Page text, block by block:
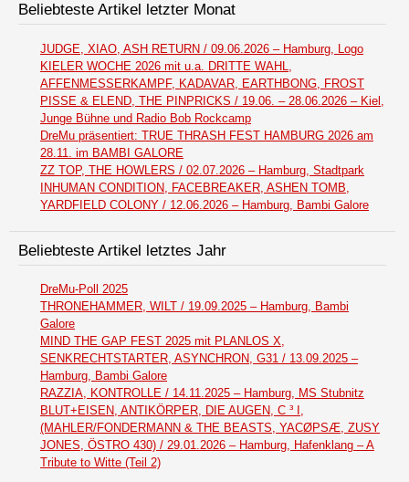
Beliebteste Artikel letzter Monat
JUDGE, XIAO, ASH RETURN / 09.06.2026 – Hamburg, Logo
KIELER WOCHE 2026 mit u.a. DRITTE WAHL,
AFFENMESSERKAMPF, KADAVAR, EARTHBONG, FROST
PISSE & ELEND, THE PINPRICKS / 19.06. – 28.06.2026 – Kiel,
Junge Bühne und Radio Bob Rockcamp
DreMu präsentiert: TRUE THRASH FEST HAMBURG 2026 am
28.11. im BAMBI GALORE
ZZ TOP, THE HOWLERS / 02.07.2026 – Hamburg, Stadtpark
INHUMAN CONDITION, FACEBREAKER, ASHEN TOMB,
YARDFIELD COLONY / 12.06.2026 – Hamburg, Bambi Galore
Beliebteste Artikel letztes Jahr
DreMu-Poll 2025
THRONEHAMMER, WILT / 19.09.2025 – Hamburg, Bambi
Galore
MIND THE GAP FEST 2025 mit PLANLOS X,
SENKRECHTSTARTER, ASYNCHRON, G31 / 13.09.2025 –
Hamburg, Bambi Galore
RAZZIA, KONTROLLE / 14.11.2025 – Hamburg, MS Stubnitz
BLUT+EISEN, ANTIKÖRPER, DIE AUGEN, C ³ I,
(MAHLER/FONDERMANN & THE BEASTS, YACØPSÆ, ZUSY
JONES, ÖSTRO 430) / 29.01.2026 – Hamburg, Hafenklang – A
Tribute to Witte (Teil 2)